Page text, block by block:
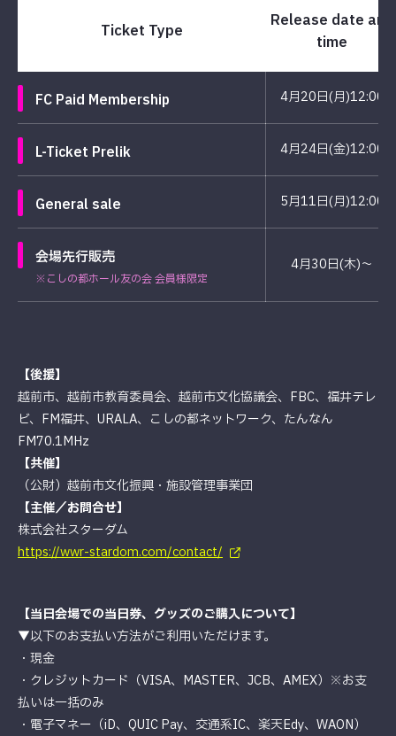
Ticket Type
Release date and
time
FC Paid Membership 4月20日(月)12:00
L-Ticket Prelik 4月24日(金)12:00
General sale 5月11日(月)12:00
会場先行販売
※こしの都ホール友の会 会員様限定
4月30日(木)〜
【後援】
越前市、越前市教育委員会、越前市文化協議会、FBC、福井テレ
ビ、FM福井、URALA、こしの都ネットワーク、たんなん
FM70.1MHz
【共催】
（公財）越前市文化振興・施設管理事業団
【主催／お問合せ】
株式会社スターダム
https://wwr-stardom.com/contact/
【当日会場での当日券、グッズのご購入について】
▼以下のお支払い方法がご利用いただけます。
・現金
・クレジットカード（VISA、MASTER、JCB、AMEX）※お支
払いは一括のみ
・電子マネー（iD、QUIC Pay、交通系IC、楽天Edy、WAON）